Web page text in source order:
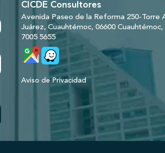
CICDE Consultores
Avenida Paseo de la Reforma 250-Torre
Juárez, Cuauhtémoc, 06600 Cuauhtémoc,
7005 5655
Aviso de Privacidad